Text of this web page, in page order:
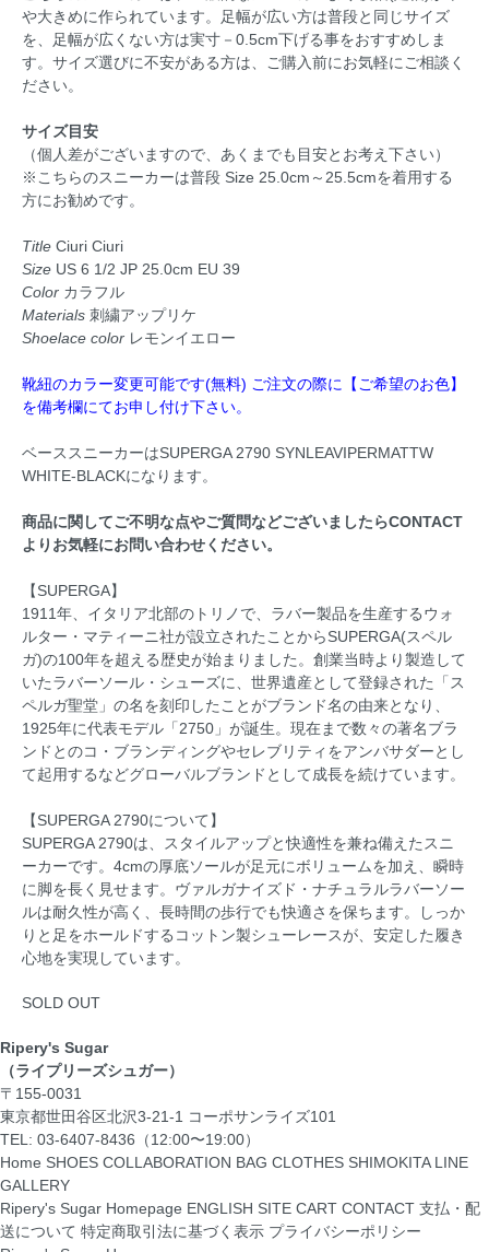
や大きめに作られています。足幅が広い方は普段と同じサイズ
を、足幅が広くない方は実寸－0.5cm下げる事をおすすめしま
す。サイズ選びに不安がある方は、ご購入前にお気軽にご相談く
ださい。
サイズ目安
（個人差がございますので、あくまでも目安とお考え下さい）
※こちらのスニーカーは普段 Size 25.0cm～25.5cmを着用する
方にお勧めです。
Title Ciuri Ciuri
Size US 6 1/2 JP 25.0cm EU 39
Color カラフル
Materials 刺繍アップリケ
Shoelace color レモンイエロー
靴紐のカラー変更可能です(無料) ご注文の際に【ご希望のお色】
を備考欄にてお申し付け下さい。
ベーススニーカーはSUPERGA 2790 SYNLEAVIPERMATTW
WHITE-BLACKになります。
商品に関してご不明な点やご質問などございましたらCONTACT
よりお気軽にお問い合わせください。
【SUPERGA】
1911年、イタリア北部のトリノで、ラバー製品を生産するウォ
ルター・マティーニ社が設立されたことからSUPERGA(スペル
ガ)の100年を超える歴史が始まりました。創業当時より製造して
いたラバーソール・シューズに、世界遺産として登録された「ス
ペルガ聖堂」の名を刻印したことがブランド名の由来となり、
1925年に代表モデル「2750」が誕生。現在まで数々の著名ブラ
ンドとのコ・ブランディングやセレブリティをアンバサダーとし
て起用するなどグローバルブランドとして成長を続けています。
【SUPERGA 2790について】
SUPERGA 2790は、スタイルアップと快適性を兼ね備えたスニ
ーカーです。4cmの厚底ソールが足元にボリュームを加え、瞬時
に脚を長く見せます。ヴァルガナイズド・ナチュラルラバーソー
ルは耐久性が高く、長時間の歩行でも快適さを保ちます。しっか
りと足をホールドするコットン製シューレースが、安定した履き
心地を実現しています。
SOLD OUT
Ripery's Sugar
（ライプリーズシュガー）
〒155-0031
東京都世田谷区北沢3-21-1 コーポサンライズ101
TEL: 03-6407-8436（12:00〜19:00）
Home SHOES COLLABORATION BAG CLOTHES SHIMOKITA LINE
GALLERY
Ripery's Sugar Homepage ENGLISH SITE CART CONTACT 支払・配
送について 特定商取引法に基づく表示 プライバシーポリシー